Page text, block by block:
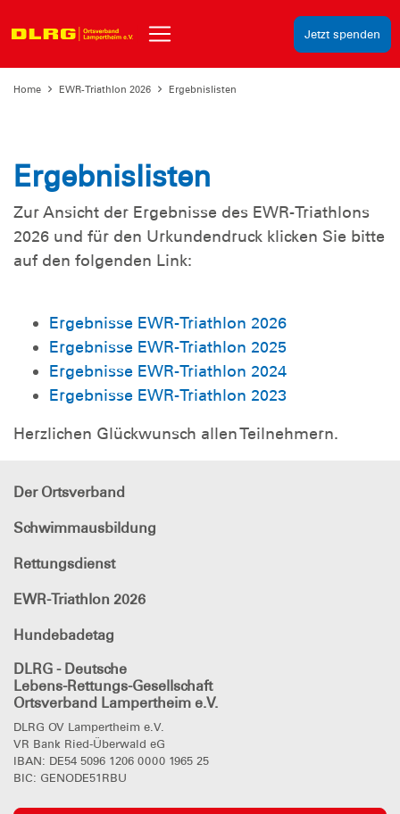
Jetzt spenden
Home EWR-Triathlon 2026 Ergebnislisten
Ergebnislisten
Zur Ansicht der Ergebnisse des EWR-Triathlons
2026 und für den Urkundendruck klicken Sie bitte
auf den folgenden Link:
Ergebnisse EWR-Triathlon 2026
Ergebnisse EWR-Triathlon 2025
Ergebnisse EWR-Triathlon 2024
Ergebnisse EWR-Triathlon 2023
Herzlichen Glückwunsch allen Teilnehmern.
Der Ortsverband
Schwimmausbildung
Rettungsdienst
EWR-Triathlon 2026
Hundebadetag
DLRG - Deutsche
Lebens-Rettungs-Gesellschaft
Ortsverband Lampertheim e.V.
DLRG OV Lampertheim e.V.
VR Bank Ried-Überwald eG
IBAN: DE54 5096 1206 0000 1965 25
BIC: GENODE51RBU